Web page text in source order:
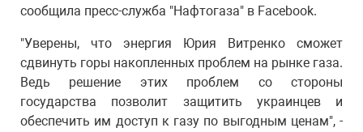
сообщила пресс-служба "Нафтогаза" в Facebook.
"Уверены, что энергия Юрия Витренко сможет
сдвинуть горы накопленных проблем на рынке газа.
Ведь решение этих проблем со стороны
государства позволит защитить украинцев и
обеспечить им доступ к газу по выгодным ценам", -